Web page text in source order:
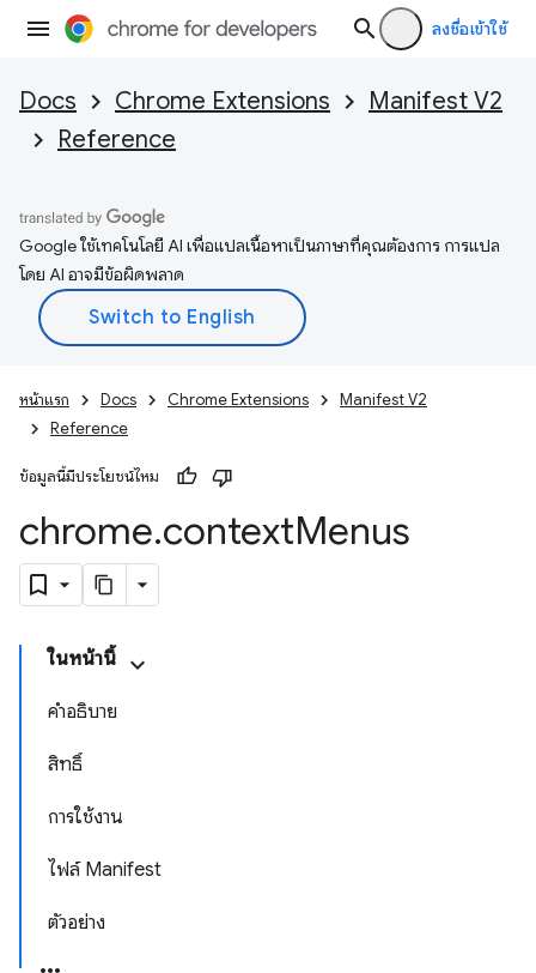
ลงชื่อเข้าใช้
Docs Chrome Extensions
Manifest V2
Reference
Google ใช้เทคโนโลยี AI เพื่อแปลเนื้อหาเป็นภาษาที่คุณต้องการ การแปล
โดย AI อาจมีข้อผิดพลาด
หน้าแรก Docs Chrome Extensions
Manifest V2
Reference
ข้อมูลนี้มีประโยชน์ไหม
chrome.contextMenus
ในหน้านี้
คำอธิบาย
สิทธิ์
การใช้งาน
ไฟล์ Manifest
ตัวอย่าง